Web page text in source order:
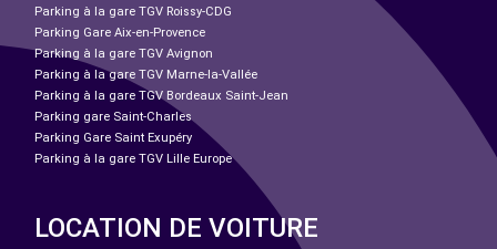
Parking à la gare TGV Roissy-CDG
Parking Gare Aix-en-Provence
Parking à la gare TGV Avignon
Parking à la gare TGV Marne-la-Vallée
Parking à la gare TGV Bordeaux Saint-Jean
Parking gare Saint-Charles
Parking Gare Saint Exupéry
Parking à la gare TGV Lille Europe
LOCATION DE VOITURE